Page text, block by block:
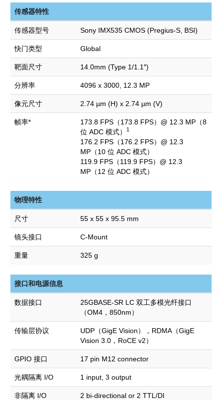
量
传感器特性
传感器型号 Sony IMX535 CMOS (Pregius-S, BSI)
快门类型 Global
靶面尺寸 14.0mm (Type 1/1.1″)
分辨率 4096 x 3000, 12.3 MP
像元尺寸 2.74 µm (H) x 2.74 µm (V)
帧率*
173.8 FPS（173.8 FPS）@ 12.3 MP（8
位 ADC 模式）
1
176.2 FPS（176.2 FPS）@ 12.3
MP（10 位 ADC 模式）
119.9 FPS（119.9 FPS）@ 12.3
MP（12 位 ADC 模式）
物理特性
尺寸 55 x 55 x 95.5 mm
镜头接口 C-Mount
重量 325 g
接口和电源信息
数据接口
25GBASE-SR LC 双工多模光纤接口
（OM4，850nm）
传输层协议
UDP（GigE Vision），RDMA（GigE
Vision 3.0，RoCE v2）
GPIO 接口 17 pin M12 connector
光耦隔离 I/O 1 input, 3 output
非隔离 I/O 2 bi-directional or 2 TTL/DI